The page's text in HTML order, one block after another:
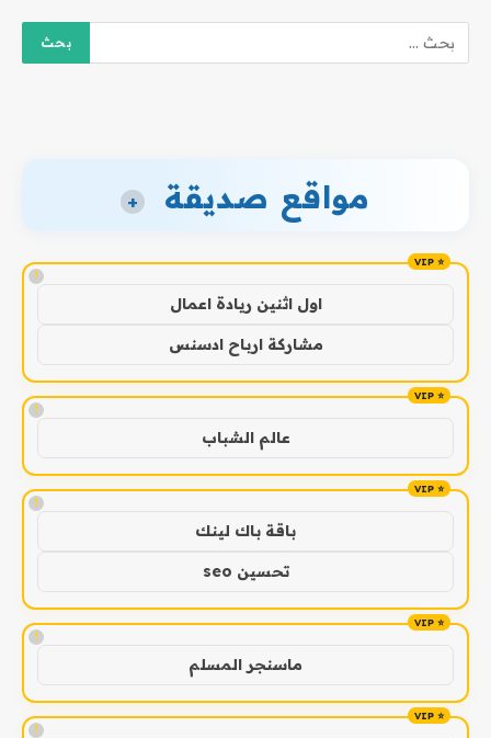
مواقع صديقة +
!
اول اثنين ريادة اعمال
مشاركة ارباح ادسنس
!
عالم الشباب
!
باقة باك لينك
تحسين seo
!
ماسنجر المسلم
!